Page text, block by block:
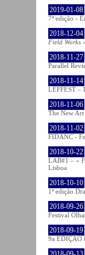
2019-01-08
7ª edição -
2018-12-04
Field Works
2018-11-27
Parallel
2018-11-14
LEFFEST –
2018-11-06
The New Art
2018-11-02
FIDANC -
2018-10-22
LAB#1 – «
Lisboa
2018-10-10
1ª edição
2018-09-26
Festival
2018-09-19
9a EDIÇÃO